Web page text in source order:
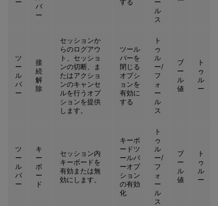
ー
バ
ー
する
ー
ル
ス
ツ
ー
ル
バ
ー
接
続
解
除
セッションか
らのログアウ
ト、セッショ
ンの切断、ま
たはアクショ
ンのキャンセ
ルを行うオプ
ションを提供
します。
ツール
バーを
閉じる
オプシ
ョンを
有効に
する
ト
ゥ
ル
ー/
フ
ォ
ー
ル
ス
ブ
ー
ル
値
ト
ゥ
ル
ー
ツ
ー
ル
バ
ー
キ
ー
ボ
ー
ド
セッション内
キーボードを
有効または無
効にします。
キーボ
ードツ
ールバ
ーオプ
ション
の有効
化
ト
ゥ
ル
ー/
フ
ォ
ー
ル
ス
ブ
ー
ル
値
ト
ゥ
ル
ー